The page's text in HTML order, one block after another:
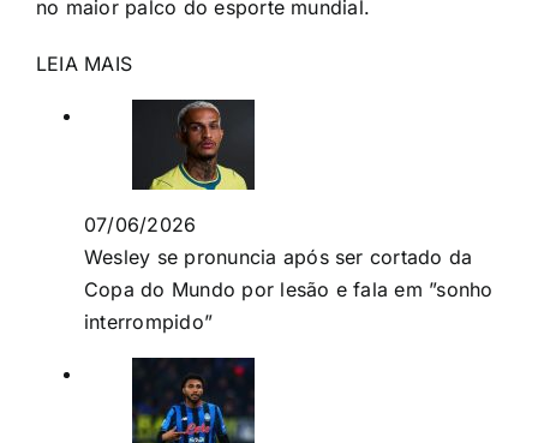
no maior palco do esporte mundial.
LEIA MAIS
07/06/2026
Wesley se pronuncia após ser cortado da
Copa do Mundo por lesão e fala em ”sonho
interrompido”